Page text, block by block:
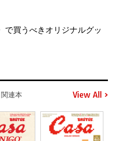
で買うべきオリジナルグッ
関連本 View All